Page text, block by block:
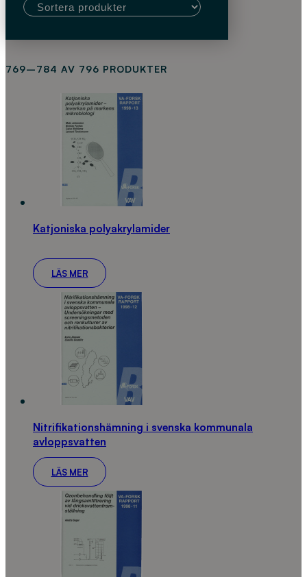
769–784 AV 796 PRODUKTER
Katjoniska polyakrylamider
LÄS MER
Nitrifikationshämning i svenska kommunala
avloppsvatten
LÄS MER